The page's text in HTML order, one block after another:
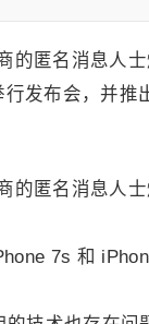
的匿名消息人
发布会，并推
的匿名消息人
7s 和